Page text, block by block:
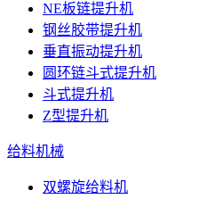
NE板链提升机
钢丝胶带提升机
垂直振动提升机
圆环链斗式提升机
斗式提升机
Z型提升机
给料机械
双螺旋给料机